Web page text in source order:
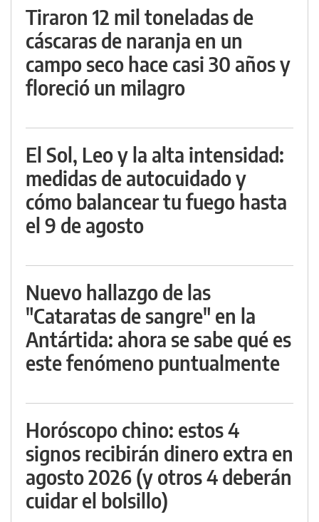
Tiraron 12 mil toneladas de
cáscaras de naranja en un
campo seco hace casi 30 años y
floreció un milagro
El Sol, Leo y la alta intensidad:
medidas de autocuidado y
cómo balancear tu fuego hasta
el 9 de agosto
Nuevo hallazgo de las
"Cataratas de sangre" en la
Antártida: ahora se sabe qué es
este fenómeno puntualmente
Horóscopo chino: estos 4
signos recibirán dinero extra en
agosto 2026 (y otros 4 deberán
cuidar el bolsillo)